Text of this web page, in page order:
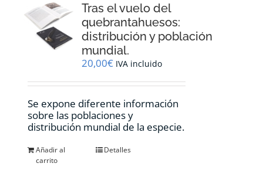
Tras el vuelo del
quebrantahuesos:
distribución y población
mundial.
20,00€ IVA incluido
Se expone diferente información
sobre las poblaciones y
distribución mundial de la especie.
Añadir al
carrito
Detalles